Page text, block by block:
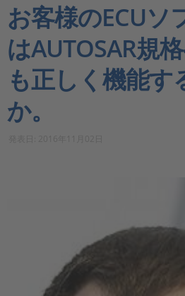
Magazine
企業情報
採用情報
お客様のECUソ
はAUTOSAR規
も正しく機能す
か。